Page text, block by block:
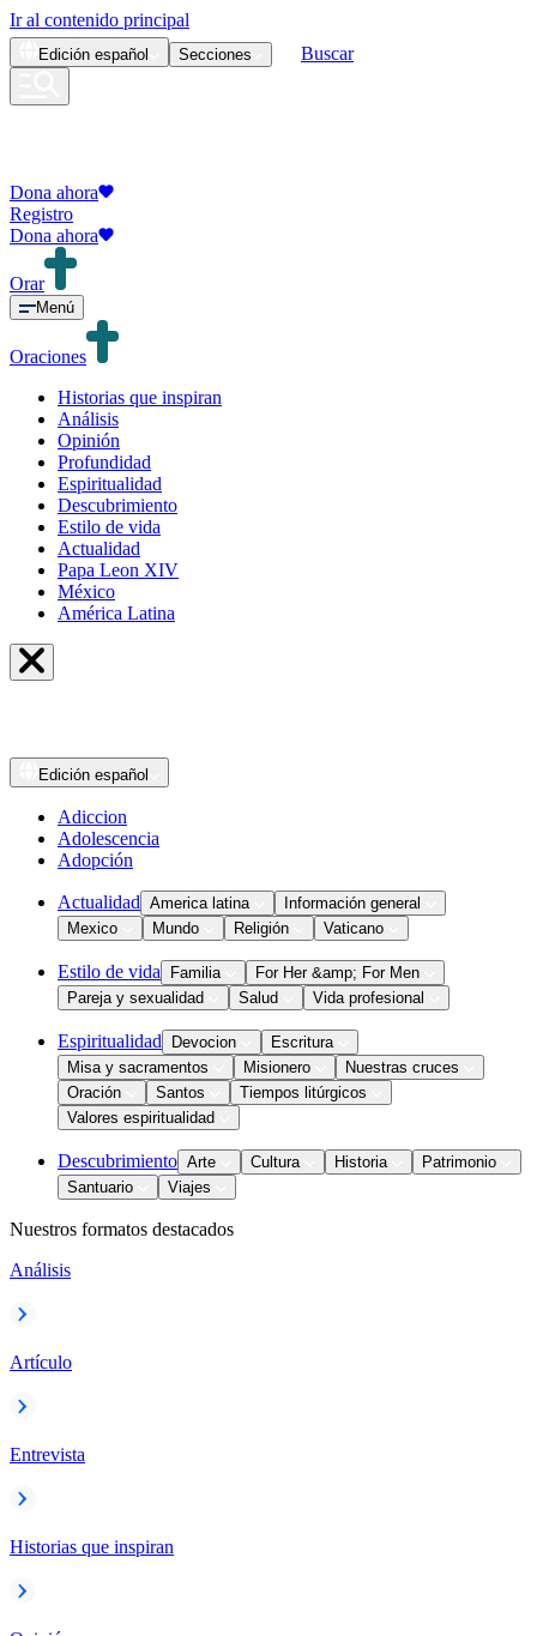
Ir al contenido principal
Edición español Secciones Buscar
Dona ahora
Registro
Dona ahora
Orar
Menú
Oraciones
Historias que inspiran
Análisis
Opinión
Profundidad
Espiritualidad
Descubrimiento
Estilo de vida
Actualidad
Papa Leon XIV
México
América Latina
Edición español
Adiccion
Adolescencia
Adopción
Actualidad America latina
Información general
Mexico
Mundo Religión Vaticano
Estilo de vida Familia
For Her &amp; For Men
Pareja y sexualidad
Salud Vida profesional
Espiritualidad Devocion
Escritura
Misa y sacramentos
Misionero
Nuestras cruces
Oración
Santos
Tiempos litúrgicos
Valores espiritualidad
Descubrimiento Arte Cultura Historia
Patrimonio
Santuario
Viajes
Nuestros formatos destacados
Análisis
Artículo
Entrevista
Historias que inspiran